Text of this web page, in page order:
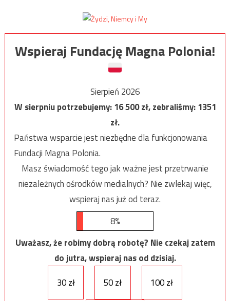
Wspieraj Fundację Magna Polonia!
Sierpień 2026
W sierpniu potrzebujemy:16 500zł, zebraliśmy:1351
zł.
Państwa wsparcie jest niezbędne dla funkcjonowania
Fundacji Magna Polonia.
Masz świadomość tego jak ważne jest przetrwanie
niezależnych ośrodków medialnych? Nie zwlekaj więc,
wspieraj nas już od teraz.
8%
Uważasz, że robimy dobrą robotę? Nie czekaj zatem
do jutra, wspieraj nas od dzisiaj.
30 zł
50 zł 100 zł